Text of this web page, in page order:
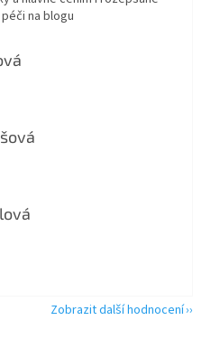
na blogu
je 5 z 5 hvězdiček.
je 5 z 5 hvězdiček.
je 5 z 5 hvězdiček.
Zobrazit další hodnocení